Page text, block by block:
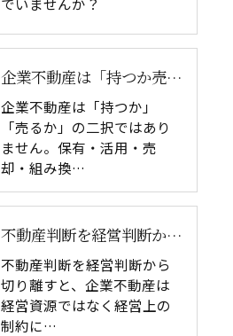
企業不動産は「持つか売るか」だけではない｜CRE戦略で考える4つの意思決定
企業不動産は「持つか」
「売るか」の二択ではあり
ません。保有・活用・売
却・組み換…
不動産判断を経営判断から切り離してはいけない理由｜企業不動産を物件単体で考えるリスク
不動産判断を経営判断から
切り離すと、企業不動産は
経営資源ではなく経営上の
制約に…